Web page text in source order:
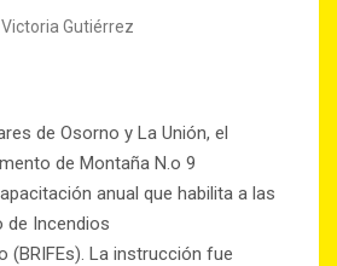
Victoria Gutiérrez
de Osorno y La Unión, el
de Montaña N.o 9
anual que habilita a las
de Incendios
(BRIFEs). La instrucción fue